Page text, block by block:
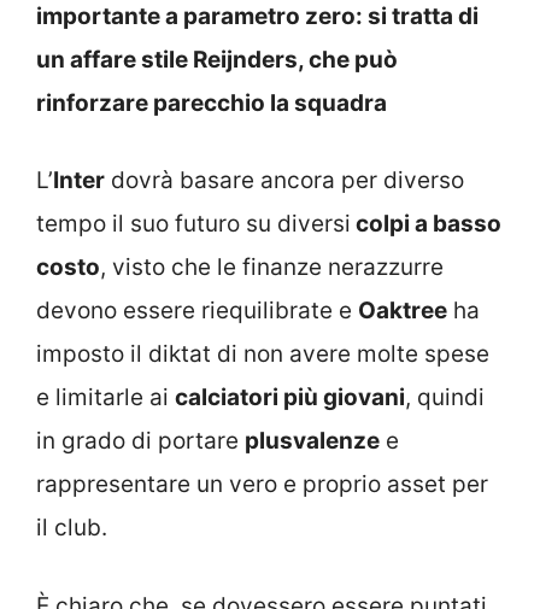
importante a parametro zero: si tratta di
un affare stile Reijnders, che può
rinforzare parecchio la squadra
L’Inter dovrà basare ancora per diverso
tempo il suo futuro su diversi colpi a basso
costo, visto che le finanze nerazzurre
devono essere riequilibrate e Oaktree ha
imposto il diktat di non avere molte spese
e limitarle ai calciatori più giovani, quindi
in grado di portare plusvalenze e
rappresentare un vero e proprio asset per
il club.